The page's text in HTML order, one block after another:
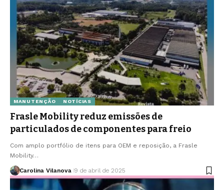
MANUTENÇÃO NOTÍCIAS
Frasle Mobility reduz emissões de
particulados de componentes para freio
Com amplo portfólio de itens para OEM e reposição, a Frasle
Mobility…
Carolina Vilanova 9 de abril de 2025